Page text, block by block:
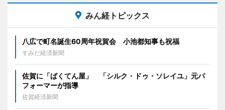
みん経トピックス
八広で町名誕生60周年祝賀会 小池都知事も祝福
すみだ経済新聞
佐賀に「ばくてん屋」 「シルク・ドゥ・ソレイユ」元パ
フォーマーが指導
佐賀経済新聞